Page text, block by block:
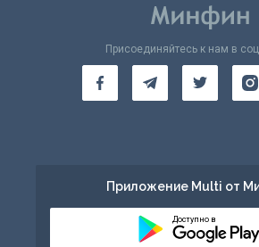
Присоединяйтесь к нам в
Приложение Multi от
Доступно в